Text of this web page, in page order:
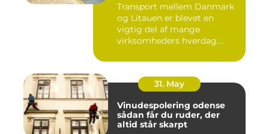
Transport mellem Danmark
og Litauen er blevet en
vigtig del af mange
virksomheders hverdag.
31. May
Vinudespolering odense
sådan får du ruder, der
altid står skarpt